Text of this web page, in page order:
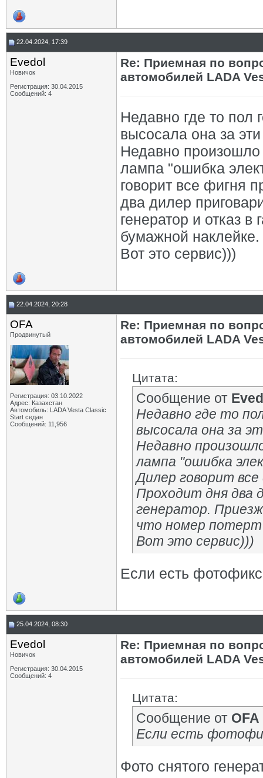
22.04.2024, 17:39
Evedol
Новичок
Регистрация: 30.04.2015
Сообщений: 4
Re: Приемная по
автомобилей LADA
Недавно где то пол
высосала она за
Недавно
лампа "ошибка
говорит все фигня
два дилер
генератор и отказ в
бумажной наклейке.
Вот это сервис)))
22.04.2024, 20:28
OFA
Продвинутый
Регистрация: 03.10.2022
Адрес: Казахстан
Автомобиль: LADA Vesta Classic
Start седан
Сообщений: 11,956
Re: Приемная по
автомобилей LADA
Цитата:
Сообщение от
Недавно где то
высосала она за
Недавно
лампа "ошибка
Дилер говорит
Проходит дня два
генератор.
что номер потерт
Вот это сервис)))
Если есть
25.04.2024, 08:30
Evedol
Новичок
Регистрация: 30.04.2015
Сообщений: 4
Re: Приемная по
автомобилей LADA
Цитата:
Сообщение от OFA
Если есть
Фото снятого